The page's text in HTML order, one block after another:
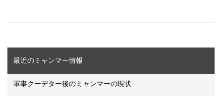
最近のミャンマー情報
軍事クーデター後のミャンマーの現状